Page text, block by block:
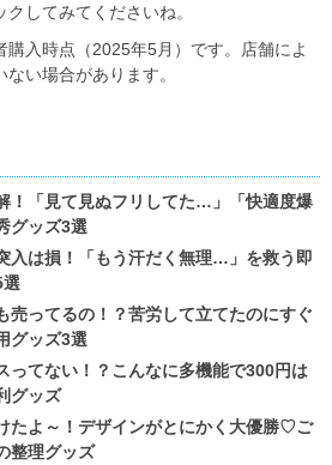
してみてくださいね。
入時点（2025年5月）です。店舗によ
い場合があります。
！「見て見ぬフリしてた…」「快適度爆
グッズ3選
入は損！「もう汗だく無理…」を救う即
売ってるの！？苦労して立てたのにすぐ
グッズ3選
ってない！？こんなに多機能で300円は
グッズ
たよ～！デザインがとにかく大優勝♡ご
整理グッズ